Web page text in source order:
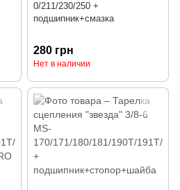
0/211/230/250 +
подшипник+смазка
280 грн
Нет в наличии